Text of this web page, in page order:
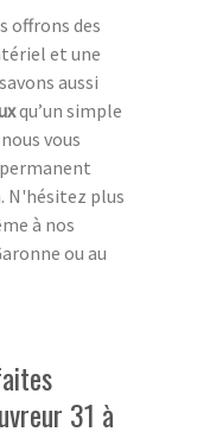
offrons des
et une
aussi
qu’un simple
vous
N'hésitez plus
à nos
ou au
31 à